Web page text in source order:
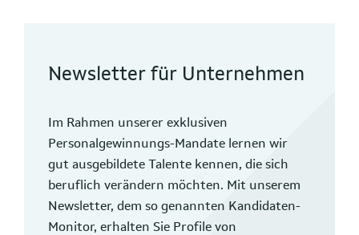
Newsletter für Unternehmen
Im Rahmen unserer exklusiven
Personalgewinnungs-Mandate lernen wir
gut ausgebildete Talente kennen, die sich
beruflich verändern möchten. Mit unserem
Newsletter, dem so genannten Kandidaten-
Monitor, erhalten Sie Profile von